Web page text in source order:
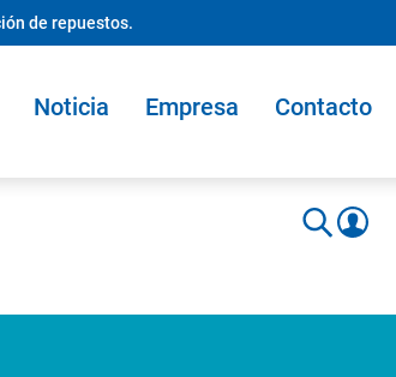
de repuestos.
Noticia Empresa Contacto